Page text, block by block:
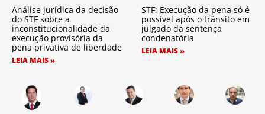
Análise jurídica da decisão
do STF sobre a
inconstitucionalidade da
execução provisória da
pena privativa de liberdade
LEIA MAIS »
STF: Execução da pena só é
possível após o trânsito em
julgado da sentença
condenatória
LEIA MAIS »